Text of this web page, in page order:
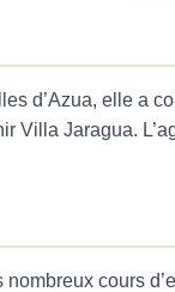
d’Azua, elle a
Villa Jaragua.
nombreux cours